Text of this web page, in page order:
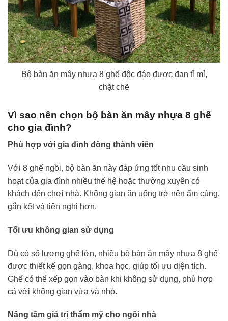
Bộ bàn ăn mây nhựa 8 ghế độc đáo được đan tỉ mỉ,
chặt chẽ
Vì sao nên chọn bộ bàn ăn mây nhựa 8 ghế
cho gia đình?
Phù hợp với gia đình đông thành viên
Với 8 ghế ngồi, bộ bàn ăn này đáp ứng tốt nhu cầu sinh
hoạt của gia đình nhiều thế hệ hoặc thường xuyên có
khách đến chơi nhà. Không gian ăn uống trở nên ấm cúng,
gắn kết và tiện nghi hơn.
Tối ưu không gian sử dụng
Dù có số lượng ghế lớn, nhiều bộ bàn ăn mây nhựa 8 ghế
được thiết kế gọn gàng, khoa học, giúp tối ưu diện tích.
Ghế có thể xếp gọn vào bàn khi không sử dụng, phù hợp
cả với không gian vừa và nhỏ.
Nâng tầm giá trị thẩm mỹ cho ngôi nhà